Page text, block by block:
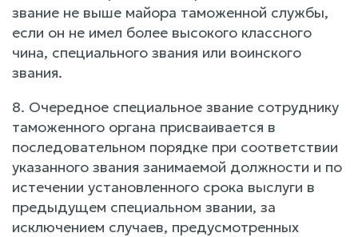
звание не выше майора таможенной службы,
если он не имел более высокого классного
чина, специального звания или воинского
звания.
8. Очередное специальное звание сотруднику
таможенного органа присваивается в
последовательном порядке при соответствии
указанного звания занимаемой должности и по
истечении установленного срока выслуги в
предыдущем специальном звании, за
исключением случаев, предусмотренных